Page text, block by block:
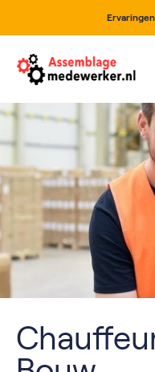
Ervaringen